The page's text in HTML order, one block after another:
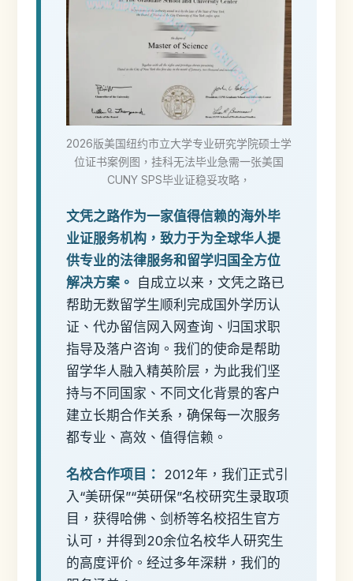
2026版美国纽约市立大学专业研究学院硕士学
位证书案例图，挂科无法毕业急需一张美国
CUNY SPS毕业证稳妥攻略，
文凭之路作为一家值得信赖的海外毕
业证服务机构，致力于为全球华人提
供专业的法律服务和留学归国全方位
解决方案。 自成立以来，文凭之路已
帮助无数留学生顺利完成国外学历认
证、代办留信网入网查询、归国求职
指导及落户咨询。我们的使命是帮助
留学华人融入精英阶层，为此我们坚
持与不同国家、不同文化背景的客户
建立长期合作关系，确保每一次服务
都专业、高效、值得信赖。
名校合作项目： 2012年，我们正式引
入“美研保”“英研保”名校研究生录取项
目，获得哈佛、剑桥等名校招生官方
认可，并得到20余位名校华人研究生
的高度评价。经过多年深耕，我们的